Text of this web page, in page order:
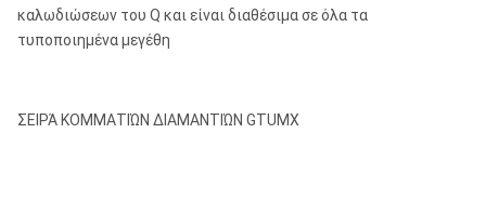
καλωδιώσεων του Q και είναι διαθέσιμα σε όλα τα
τυποποιημένα μεγέθη
ΣΕΙΡΆ ΚΟΜΜΑΤΙΏΝ ΔΙΑΜΑΝΤΙΏΝ GTUMX